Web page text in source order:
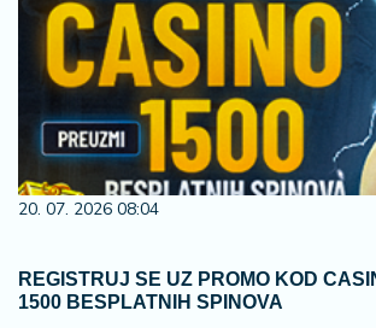
20. 07. 2026 08:04
REGISTRUJ SE UZ PROMO KOD
1500 BESPLATNIH SPINOVA